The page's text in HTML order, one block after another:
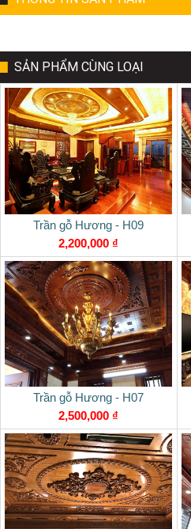
SẢN PHẨM CÙNG LOẠI
Trần gỗ Hương - H09
2,200,000 ₫
Trần gỗ Hương - H07
2,500,000 ₫